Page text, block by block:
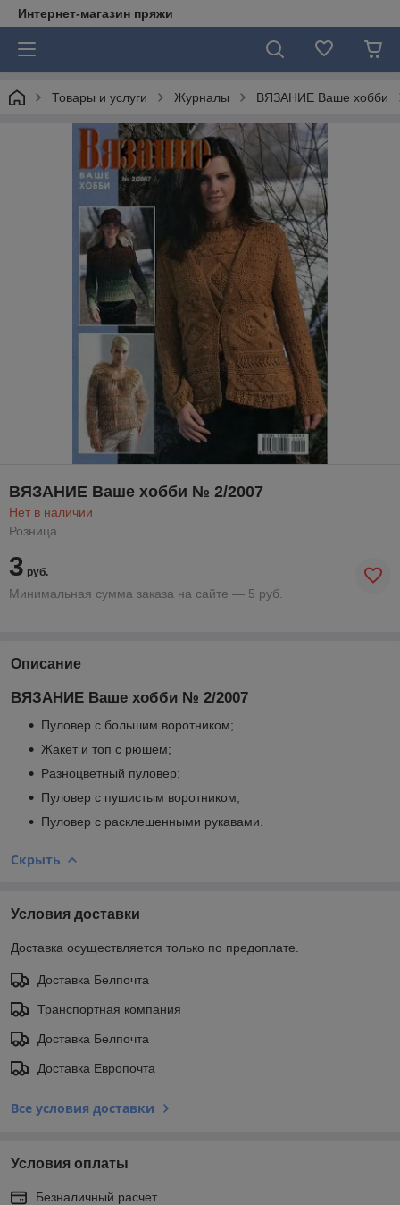
Интернет-магазин пряжи
Товары и услуги Журналы ВЯЗАНИЕ Ваше хобби
ВЯЗАНИЕ Ваше хобби № 2/2007
Нет в наличии
Розница
3 руб.
Минимальная сумма заказа на сайте — 5 руб.
Описание
ВЯЗАНИЕ Ваше хобби № 2/2007
Пуловер с большим воротником;
Жакет и топ с рюшем;
Разноцветный пуловер;
Пуловер с пушистым воротником;
Пуловер с расклешенными рукавами.
Скрыть
Условия доставки
Доставка осуществляется только по предоплате.
Доставка Белпочта
Транспортная компания
Доставка Белпочта
Доставка Европочта
Все условия доставки
Условия оплаты
Безналичный расчет